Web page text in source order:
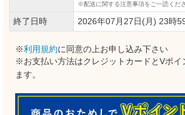
配送に関する注意事項をご一読くだ
終了日時 2026年07月27日(月) 23時
※利用規約に同意の上お申し込み下さい
※お支払い方法はクレジットカードとVポイ
ます。